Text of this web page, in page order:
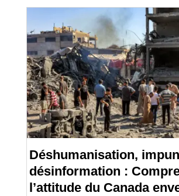
Déshumanisation,
désinformation :
l’attitude du Canada